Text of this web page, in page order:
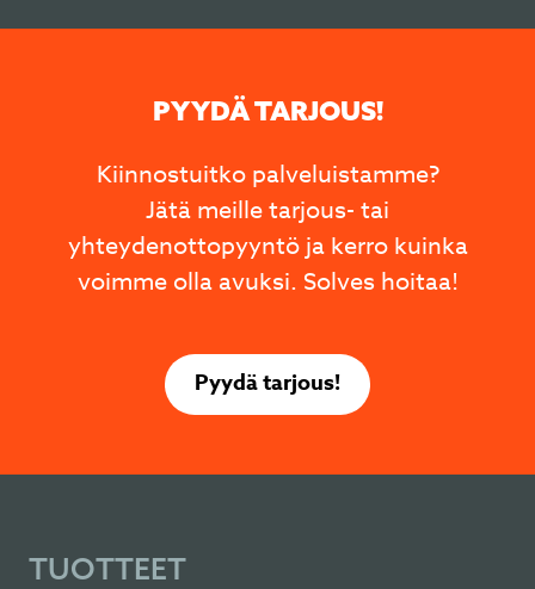
PYYDÄ TARJOUS!
Kiinnostuitko palveluistamme?
Jätä meille tarjous- tai
yhteydenottopyyntö ja kerro kuinka
voimme olla avuksi. Solves hoitaa!
Pyydä tarjous!
TUOTTEET